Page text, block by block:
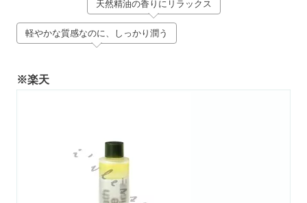
天然精油の香りにリラックス
軽やかな質感なのに、しっかり潤う
※楽天